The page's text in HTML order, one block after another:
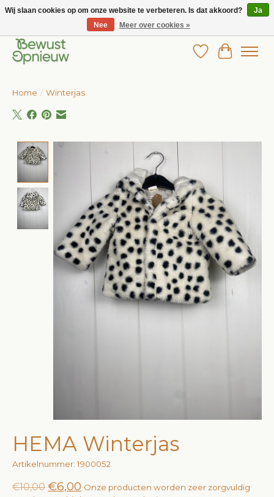
Wij bieden het grootste aanbod in betaalbare kinderkleding!
Verlanglijst
Home / Winterjas
Product image slideshow Items
HEMA Winterjas
Artikelnummer: 1900052
€10,00 €6,00 Onze producten worden zeer zorgvuldig
Wij slaan cookies op om onze website te verbeteren. Is dat akkoord?
Ja
Nee
Meer over cookies »